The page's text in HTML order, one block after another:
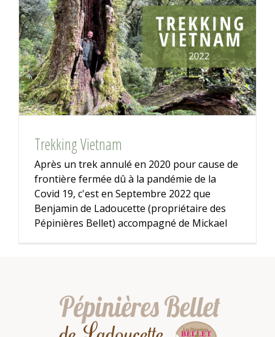
Trekking Vietnam
Après un trek annulé en 2020 pour cause de
frontière fermée dû à la pandémie de la
Covid 19, c'est en Septembre 2022 que
Benjamin de Ladoucette (propriétaire des
Pépinières Bellet) accompagné de Mickael